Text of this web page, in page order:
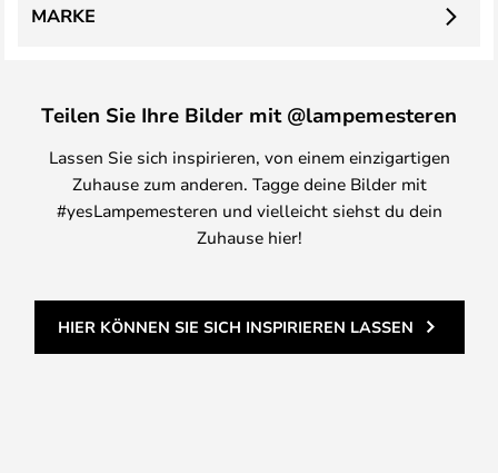
MARKE
Teilen Sie Ihre Bilder mit @lampemesteren
Lassen Sie sich inspirieren, von einem einzigartigen
Zuhause zum anderen. Tagge deine Bilder mit
#yesLampemesteren und vielleicht siehst du dein
Zuhause hier!
HIER KÖNNEN SIE SICH INSPIRIEREN LASSEN